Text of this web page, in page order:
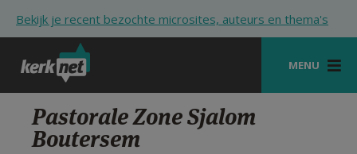
Bekijk je recent bezochte microsites, auteurs en thema's
MENU
STARTPAGINA
KERK
Pastorale Zone Sjalom
Boutersem